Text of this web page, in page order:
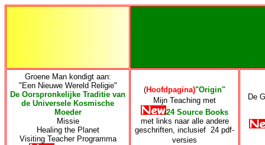
Groene Man kondigt aan:
"Een Nieuwe Wereld Religie"
De Oorspronkelijke Traditie van
de Universele Kosmische
Moeder
Missie
Healing the Planet
Visiting Teacher Programma
(Hoofdpagina)"Origin"
Mijn Teaching met
24 Source Books
met links naar alle andere
geschriften, inclusief 24 pdf-
versies
De